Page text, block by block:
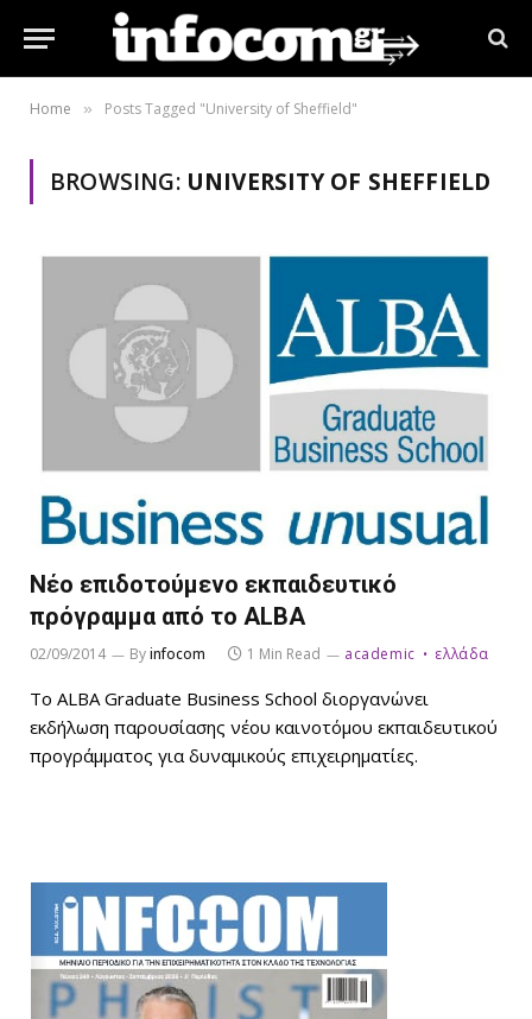
Home » Posts Tagged "University of Sheffield"
BROWSING: UNIVERSITY OF SHEFFIELD
Νέο επιδοτούμενο εκπαιδευτικό
πρόγραμμα από το ALBA
02/09/2014 Byinfocom 1 Min Read academic ελλάδα
Το ΑLBA Graduate Business School διοργανώνει
εκδήλωση παρουσίασης νέου καινοτόμου εκπαιδευτικού
προγράμματος για δυναμικούς επιχειρηματίες.